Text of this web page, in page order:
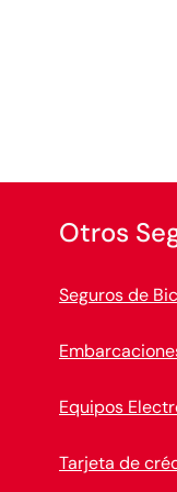
Otros
Seguros de
Equipos
Tarjeta de